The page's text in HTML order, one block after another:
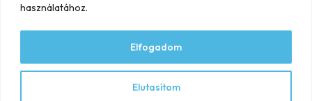
használatához.
Elutasítom
Elfogadom